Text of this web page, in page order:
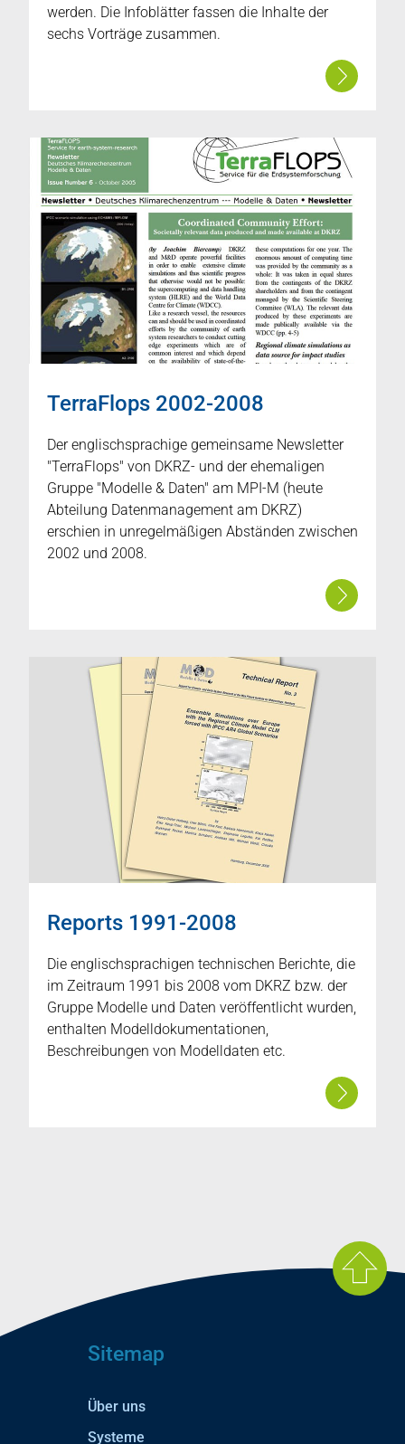
werden. Die Infoblätter fassen die Inhalte der
sechs Vorträge zusammen.
TerraFlops 2002-2008
Der englischsprachige gemeinsame Newsletter
"TerraFlops" von DKRZ- und der ehemaligen
Gruppe "Modelle & Daten" am MPI-M (heute
Abteilung Datenmanagement am DKRZ)
erschien in unregelmäßigen Abständen zwischen
2002 und 2008.
Reports 1991-2008
Die englischsprachigen technischen Berichte, die
im Zeitraum 1991 bis 2008 vom DKRZ bzw. der
Gruppe Modelle und Daten veröffentlicht wurden,
enthalten Modelldokumentationen,
Beschreibungen von Modelldaten etc.
Sitemap
Über uns
Systeme